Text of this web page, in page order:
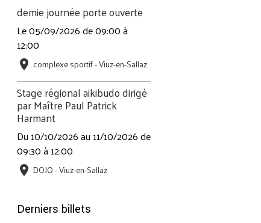
demie journée porte ouverte
Le 05/09/2026de 09:00à
12:00
complexe sportif - Viuz-en-Sallaz
Stage régional aikibudo dirigé
par Maître Paul Patrick
Harmant
Du 10/10/2026au 11/10/2026de
09:30à 12:00
DOJO - Viuz-en-Sallaz
Derniers billets